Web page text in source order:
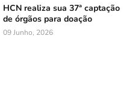
HCN realiza sua 37ª captação
de órgãos para doação
09 Junho, 2026